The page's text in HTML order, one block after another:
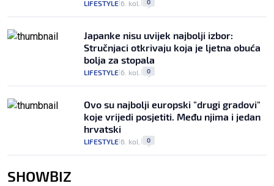
LIFESTYLE 6. kol. 0
Japanke nisu uvijek najbolji izbor:
Stručnjaci otkrivaju koja je ljetna obuća
bolja za stopala
LIFESTYLE 6. kol. 0
Ovo su najbolji europski "drugi gradovi"
koje vrijedi posjetiti. Među njima i jedan
hrvatski
LIFESTYLE 6. kol. 0
SHOWBIZ